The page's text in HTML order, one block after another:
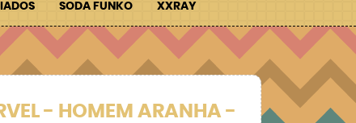
SODA FUNKO XXRAY
- HOMEM ARANHA -